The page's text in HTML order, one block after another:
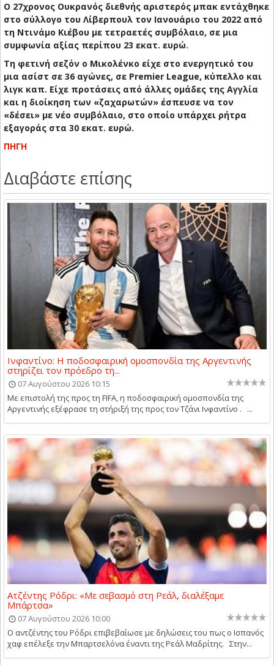
Ο 27χρονος Ουκρανός διεθνής αριστερός μπακ εντάχθηκε
στο σύλλογο του Λίβερπουλ τον Ιανουάριο του 2022 από
τη Ντινάμο Κιέβου με τετραετές συμβόλαιο, σε μια
συμφωνία αξίας περίπου 23 εκατ. ευρώ.
Τη φετινή σεζόν ο Μικολένκο είχε στο ενεργητικό του
μια ασίστ σε 36 αγώνες, σε Premier League, κύπελλο και
λιγκ καπ. Είχε προτάσεις από άλλες ομάδες της Αγγλία
και η διοίκηση των «ζαχαρωτών» έσπευσε να τον
«δέσει» με νέο συμβόλαιο, στο οποίο υπάρχει ρήτρα
εξαγοράς στα 30 εκατ. ευρώ.
ΠΗΓΗ
Διαβάστε επίσης
Ινφαντίνο: Η ποδοσφαιρική ομοσπονδία της Αργεντινής
στηρίζει τον πρόεδρο τη...
07 Αυγούστου 2026 10:15
Με επιστολή της προς τη FIFA, η ποδοσφαιρική ομοσπονδία της
Αργεντινής εξέφρασε τη στήριξή της προς τον Τζάνι Ινφαντίνο . ...
Ατζέντης Ρόδρι: «Με σεβασμό στη Ρεάλ, διαλέξαμε
Μπάρτσα»
07 Αυγούστου 2026 10:00
Ο αντζέντης του Ρόδρι επιβεβαίωσε με δηλώσεις του πως ο Ισπανός
χαφ επέλεξε την Μπαρτσελόνα έναντι της Ρεάλ Μαδρίτης. Στην...